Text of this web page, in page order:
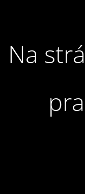
Na